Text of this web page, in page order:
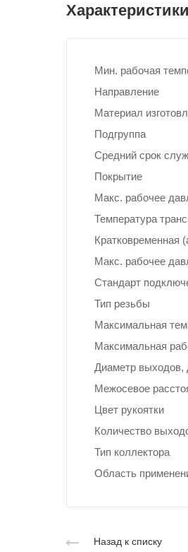
Характеристики
Мин. рабочая
Направление
Материал
Подгруппа
Средний срок
Покрытие
Макс. рабочее
Температура
Кратковременная
Макс. рабочее
Стандарт
Тип резьбы
Максимальная
Максимальная
Диаметр
Межосевое
Цвет рукоятки
Количество
Тип коллектора
Область
Назад к списку